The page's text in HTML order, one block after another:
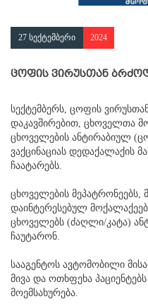
27 სექტემბერი 2024
ცოფის ვირუსთან
სექტემბერს, ცოფის
დაკავშირებით, ცხოველთა
ცხოველების ანტირაბიულ
ვაქცინაციას დედაქალაქის
ჩაატარებს.
ცხოველების მეპატრონეებს,
დაინტერესებულ
ცხოველებს (ძაღლი/კატა)
ჩაუტარონ.
სააგენტოს ავტომობილი
მივა და ოთხფეხა
მოემსახურება.